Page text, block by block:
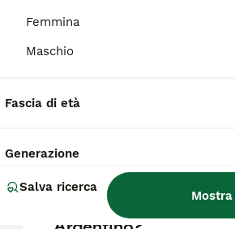
Femmina
Maschio
Fascia di età
Generazione
Salva ricerca
Quanto costa un Dogo
Argentino in euro?
aggressivo?
Quali sono i difetti